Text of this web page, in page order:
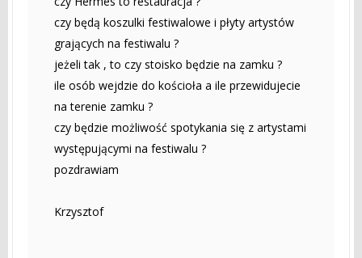
czy będą koszulki festiwalowe i płyty artystów
grających na festiwalu ?
jeżeli tak , to czy stoisko będzie na zamku ?
ile osób wejdzie do kościoła a ile przewidujecie
na terenie zamku ?
czy będzie możliwość spotykania się z artystami
występującymi na festiwalu ?
pozdrawiam
Krzysztof